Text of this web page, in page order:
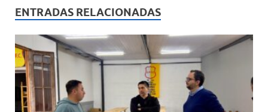
s
A
p
p
b
o
o
p
ar
ti
r
ENTRADAS RELACIONADAS